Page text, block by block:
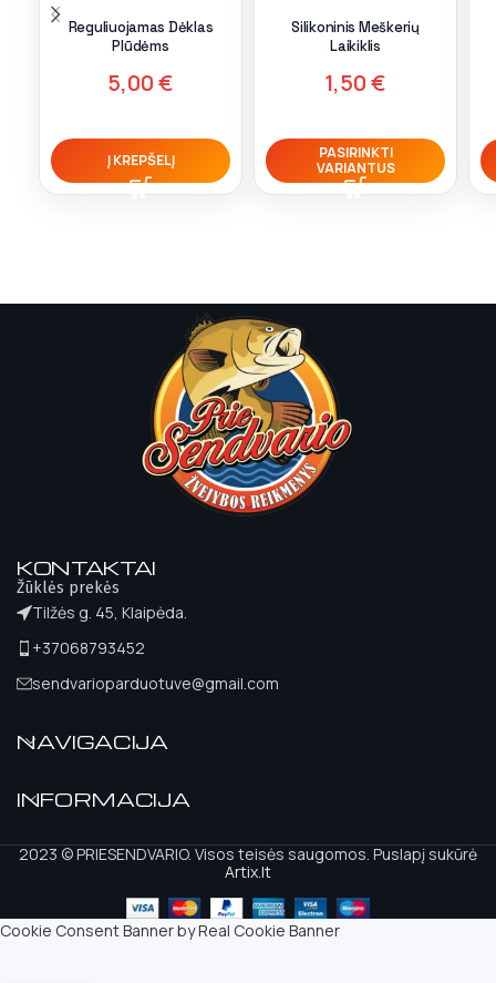
Reguliuojamas Dėklas
Plūdėms
5,00€
Į KREPŠELĮ
Silikoninis Meškerių
Laikiklis
1,50€
PASIRINKTI
VARIANTUS
KONTAKTAI
Žūklės prekės
Tilžės g. 45, Klaipėda.
+37068793452
sendvarioparduotuve@gmail.com
NAVIGACIJA
INFORMACIJA
2023 © PRIESENDVARIO. Visos teisės saugomos. Puslapį sukūrė
Artix.lt
Cookie Consent Banner by Real Cookie Banner